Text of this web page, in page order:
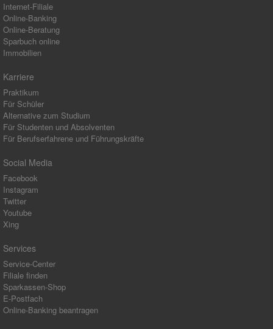
Internet-Filiale
Online-Banking
Online-Beratung
Sparbuch online
Immobilien
Karriere
Praktikum
Für Schüler
Alternative zum Studium
Für Studenten und Absolventen
Für Berufserfahrene und Führungskräfte
Social Media
Facebook
Instagram
Twitter
Youtube
Xing
Services
Service-Center
Filiale finden
Sparkassen-Shop
E-Postfach
Online-Banking beantragen